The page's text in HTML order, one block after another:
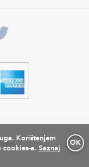
Korištenjem
cookies-a.
OK
Saznaj